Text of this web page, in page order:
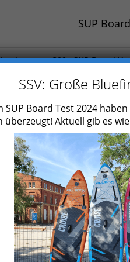
SUP
300+ SUP Board
Auch Paddel und
Naish Mana
Typ
Marke
Skill
Einsatzgebiet
max. Paddlergewicht
Länge
Breite
SSV: Große
SUP Board Test 2024
überzeugt! Aktuell gib es